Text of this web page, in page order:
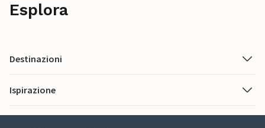
Esplora
Destinazioni
Ispirazione